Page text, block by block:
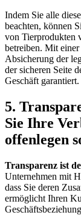
Indem Sie‌ alle
⁣beachten,⁤ können
von Tierprodukten
betreiben. Mit
⁤Absicherung der
der sicheren Seite​
Geschäft garantiert.
5.
Sie Ihre
offenlegen
Transparenz ist
‍Unternehmen mit
dass Sie ​deren
ermöglicht Ihren